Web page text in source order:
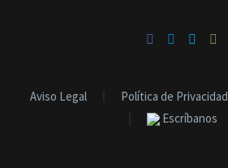
Aviso Legal Política de Privacidad
Escríbanos